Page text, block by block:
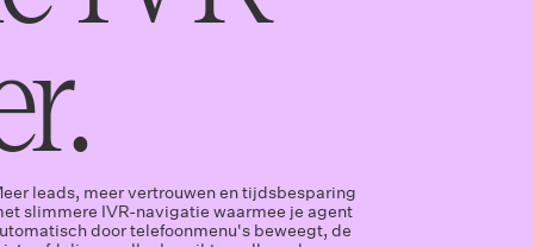
leads, meer vertrouwen en tijdsbesparing
slimmere IVR-navigatie waarmee je agent
door telefoonmenu's beweegt, de